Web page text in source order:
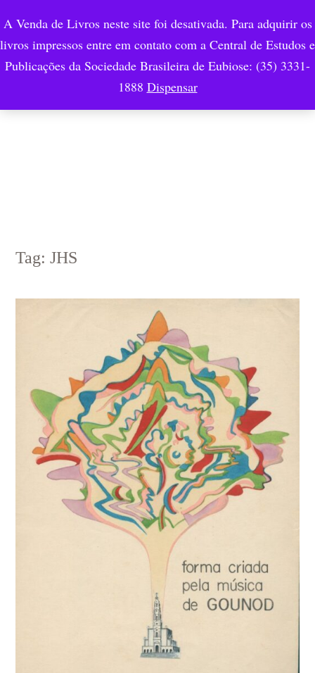
Tag: JHS
A Venda de Livros neste site foi desativada. Para adquirir os
livros impressos entre em contato com a Central de Estudos e
Publicações da Sociedade Brasileira de Eubiose: (35) 3331-
1888 Dispensar